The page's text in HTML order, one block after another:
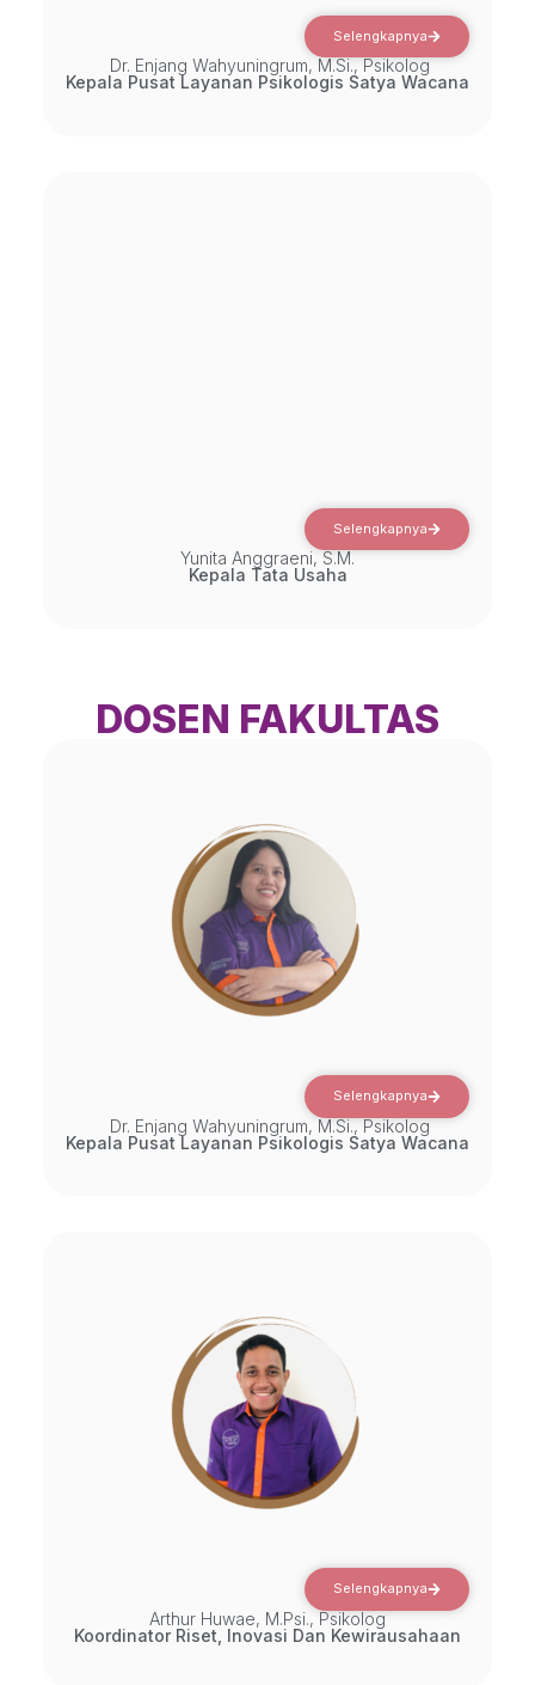
Selengkapnya
Dr. Enjang Wahyuningrum, M.Si., Psikolog
Kepala Pusat Layanan Psikologis Satya Wacana
Selengkapnya
Yunita Anggraeni, S.M.
Kepala Tata Usaha
DOSEN FAKULTAS
Selengkapnya
Dr. Enjang Wahyuningrum, M.Si., Psikolog
Kepala Pusat Layanan Psikologis Satya Wacana
Selengkapnya
Arthur Huwae, M.Psi., Psikolog
Koordinator Riset, Inovasi Dan Kewirausahaan